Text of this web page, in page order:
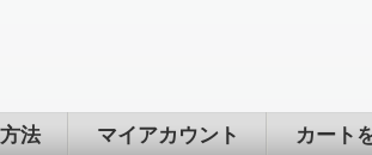
法 マイアカウント カート